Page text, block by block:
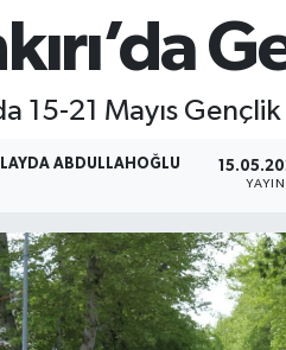
15-21 Mayıs
ABDULLAHOĞLU
ve Fikstür